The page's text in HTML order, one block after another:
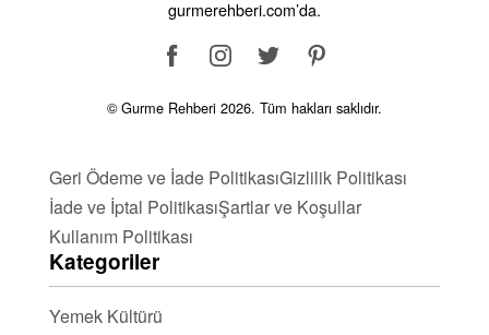
gurmerehberi.com’da.
© Gurme Rehberi 2026. Tüm hakları saklıdır.
Geri Ödeme ve İade PolitikasıGizlilik Politikası
İade ve İptal PolitikasıŞartlar ve Koşullar
Kullanım Politikası
Kategoriler
Yemek Kültürü